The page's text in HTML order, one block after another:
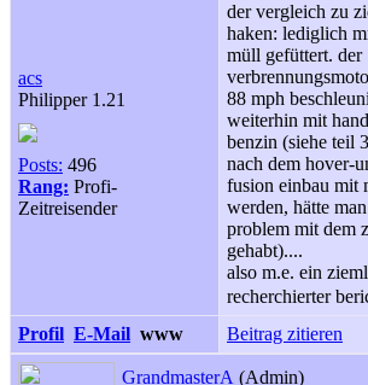
acs
Philipper 1.21
Posts: 496
Rang: Profi-
Zeitreisender
der vergleich zu
haken: lediglich
müll gefüttert. der
88 mph
weiterhin mit
benzin (siehe teil
nach dem hover-
fusion einbau mit
werden, hätte
problem mit dem
gehabt)....
also m.e. ein
recherchierter
Profil E-Mail www Beitrag zitieren
GrandmasterA (Admin)